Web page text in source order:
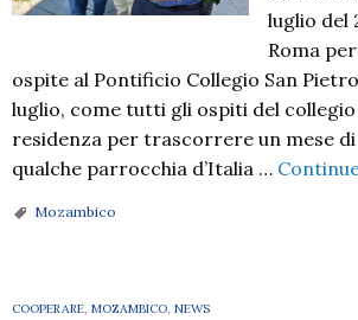
luglio del
Roma
ospite al Pontificio Collegio San
luglio, come tutti gli ospiti del collegio
residenza per trascorrere un mese
qualche parrocchia d’Italia …
Mozambico
COOPERARE, MOZAMBICO, NEWS